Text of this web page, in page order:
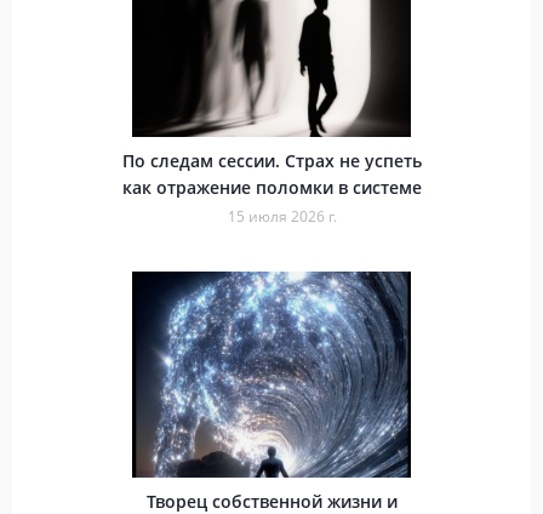
По следам сессии. Страх не успеть
как отражение поломки в системе
15 июля 2026 г.
Творец собственной жизни и